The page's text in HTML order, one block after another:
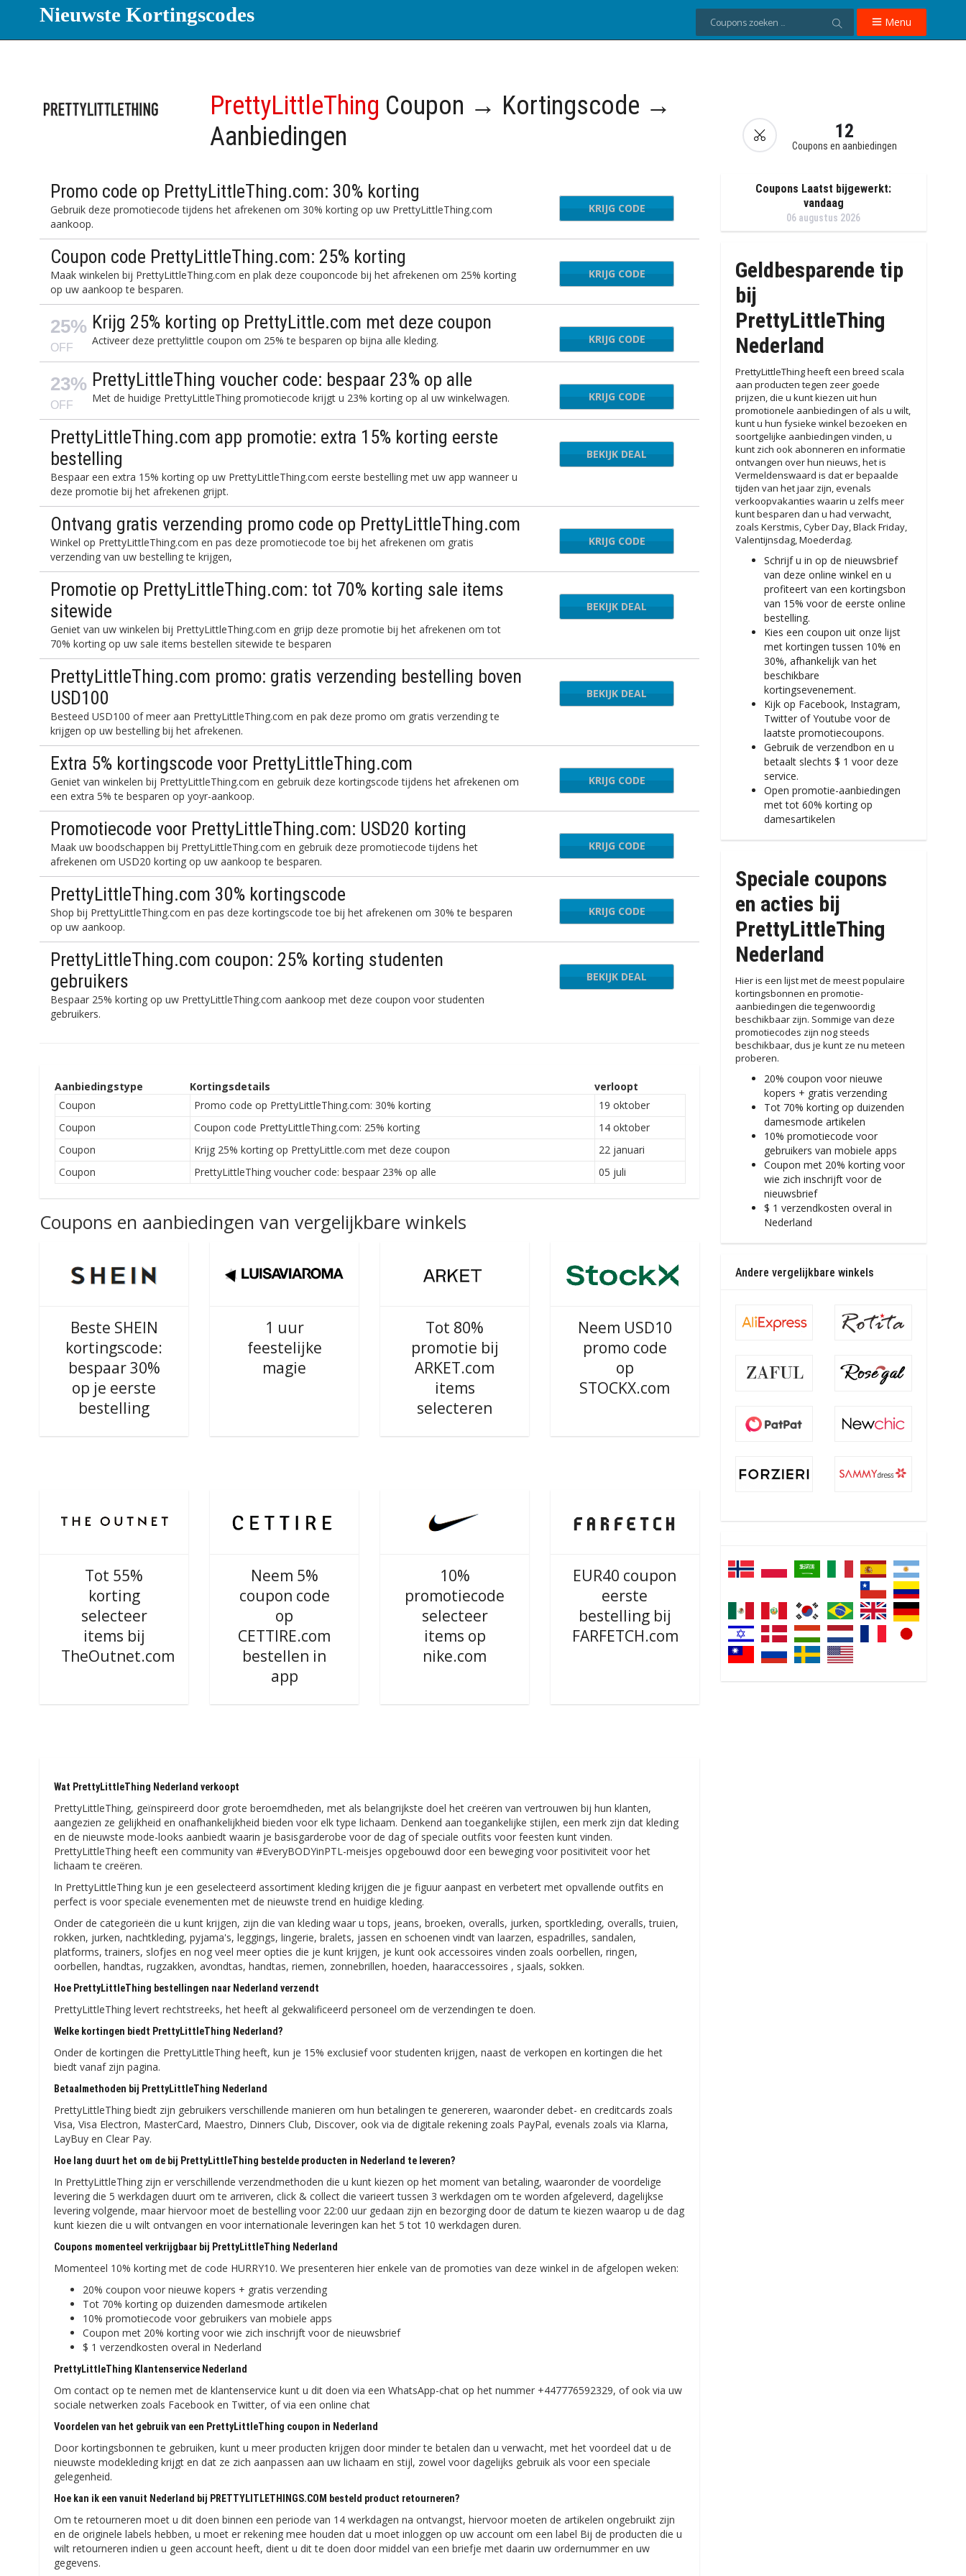
Nieuwste Kortingscodes Menu
PrettyLittleThing Coupon → Kortingscode →
Aanbiedingen
12
Coupons en aanbiedingen
Promo code op PrettyLittleThing.com: 30% korting
Gebruik deze promotiecode tijdens het afrekenen om 30% korting op uw PrettyLittleThing.com
aankoop.
NEW30
KRIJG CODE
Coupon code PrettyLittleThing.com: 25% korting
Maak winkelen bij PrettyLittleThing.com en plak deze couponcode bij het afrekenen om 25% korting
op uw aankoop te besparen.
GET25
KRIJG CODE
25%
OFF
Krijg 25% korting op PrettyLittle.com met deze coupon
Activeer deze prettylittle coupon om 25% te besparen op bijna alle kleding. GET25
KRIJG CODE
23%
OFF
PrettyLittleThing voucher code: bespaar 23% op alle
Met de huidige PrettyLittleThing promotiecode krijgt u 23% korting op al uw winkelwagen. UK23ALL
KRIJG CODE
PrettyLittleThing.com app promotie: extra 15% korting eerste
bestelling
Bespaar een extra 15% korting op uw PrettyLittleThing.com eerste bestelling met uw app wanneer u
deze promotie bij het afrekenen grijpt.
BEKIJK DEAL
Ontvang gratis verzending promo code op PrettyLittleThing.com
Winkel op PrettyLittleThing.com en pas deze promotiecode toe bij het afrekenen om gratis
verzending van uw bestelling te krijgen,
FREENDD
KRIJG CODE
Promotie op PrettyLittleThing.com: tot 70% korting sale items
sitewide
Geniet van uw winkelen bij PrettyLittleThing.com en grijp deze promotie bij het afrekenen om tot
70% korting op uw sale items bestellen sitewide te besparen
BEKIJK DEAL
PrettyLittleThing.com promo: gratis verzending bestelling boven
USD100
Besteed USD100 of meer aan PrettyLittleThing.com en pak deze promo om gratis verzending te
krijgen op uw bestelling bij het afrekenen.
BEKIJK DEAL
Extra 5% kortingscode voor PrettyLittleThing.com
Geniet van winkelen bij PrettyLittleThing.com en gebruik deze kortingscode tijdens het afrekenen om
een extra 5% te besparen op yoyr-aankoop.
USA5AFF
KRIJG CODE
Promotiecode voor PrettyLittleThing.com: USD20 korting
Maak uw boodschappen bij PrettyLittleThing.com en gebruik deze promotiecode tijdens het
afrekenen om USD20 korting op uw aankoop te besparen.
PINK20
KRIJG CODE
PrettyLittleThing.com 30% kortingscode
Shop bij PrettyLittleThing.com en pas deze kortingscode toe bij het afrekenen om 30% te besparen
op uw aankoop.
PINK30
KRIJG CODE
PrettyLittleThing.com coupon: 25% korting studenten
gebruikers
Bespaar 25% korting op uw PrettyLittleThing.com aankoop met deze coupon voor studenten
gebruikers.
BEKIJK DEAL
Aanbiedingstype Kortingsdetails
verloopt
Coupon
Promo code op PrettyLittleThing.com: 30% korting
19 oktober
Coupon
Coupon code PrettyLittleThing.com: 25% korting
14 oktober
Coupon
Krijg 25% korting op PrettyLittle.com met deze coupon
22 januari
Coupon
PrettyLittleThing voucher code: bespaar 23% op alle 05 juli
Coupons en aanbiedingen van vergelijkbare winkels
Beste SHEIN
kortingscode:
bespaar 30%
op je eerste
bestelling
1 uur
feestelijke
magie
Tot 80%
promotie bij
ARKET.com
items
selecteren
Neem USD10
promo code
op
STOCKX.com
Tot 55%
korting
selecteer
items bij
TheOutnet.com
Neem 5%
coupon code
op
CETTIRE.com
bestellen in
app
10%
promotiecode
selecteer
items op
nike.com
EUR40 coupon
eerste
bestelling bij
FARFETCH.com
Wat PrettyLittleThing Nederland verkoopt
PrettyLittleThing, geïnspireerd door grote beroemdheden, met als belangrijkste doel het creëren van vertrouwen bij hun klanten,
aangezien ze gelijkheid en onafhankelijkheid bieden voor elk type lichaam. Denkend aan toegankelijke stijlen, een merk zijn dat kleding
en de nieuwste mode-looks aanbiedt waarin je basisgarderobe voor de dag of speciale outfits voor feesten kunt vinden.
PrettyLittleThing heeft een community van #EveryBODYinPTL-meisjes opgebouwd door een beweging voor positiviteit voor het
lichaam te creëren.
In PrettyLittleThing kun je een geselecteerd assortiment kleding krijgen die je figuur aanpast en verbetert met opvallende outfits en
perfect is voor speciale evenementen met de nieuwste trend en huidige kleding.
Onder de categorieën die u kunt krijgen, zijn die van kleding waar u tops, jeans, broeken, overalls, jurken, sportkleding, overalls, truien,
rokken, jurken, nachtkleding, pyjama's, leggings, lingerie, bralets, jassen en schoenen vindt van laarzen, espadrilles, sandalen,
platforms, trainers, slofjes en nog veel meer opties die je kunt krijgen, je kunt ook accessoires vinden zoals oorbellen, ringen,
oorbellen, handtas, rugzakken, avondtas, handtas, riemen, zonnebrillen, hoeden, haaraccessoires , sjaals, sokken.
Hoe PrettyLittleThing bestellingen naar Nederland verzendt
PrettyLittleThing levert rechtstreeks, het heeft al gekwalificeerd personeel om de verzendingen te doen.
Welke kortingen biedt PrettyLittleThing Nederland?
Onder de kortingen die PrettyLittleThing heeft, kun je 15% exclusief voor studenten krijgen, naast de verkopen en kortingen die het
biedt vanaf zijn pagina.
Betaalmethoden bij PrettyLittleThing Nederland
PrettyLittleThing biedt zijn gebruikers verschillende manieren om hun betalingen te genereren, waaronder debet- en creditcards zoals
Visa, Visa Electron, MasterCard, Maestro, Dinners Club, Discover, ook via de digitale rekening zoals PayPal, evenals zoals via Klarna,
LayBuy en Clear Pay.
Hoe lang duurt het om de bij PrettyLittleThing bestelde producten in Nederland te leveren?
In PrettyLittleThing zijn er verschillende verzendmethoden die u kunt kiezen op het moment van betaling, waaronder de voordelige
levering die 5 werkdagen duurt om te arriveren, click & collect die varieert tussen 3 werkdagen om te worden afgeleverd, dagelijkse
levering volgende, maar hiervoor moet de bestelling voor 22:00 uur gedaan zijn en bezorging door de datum te kiezen waarop u de dag
kunt kiezen die u wilt ontvangen en voor internationale leveringen kan het 5 tot 10 werkdagen duren.
Coupons momenteel verkrijgbaar bij PrettyLittleThing Nederland
Momenteel 10% korting met de code HURRY10. We presenteren hier enkele van de promoties van deze winkel in de afgelopen weken:
20% coupon voor nieuwe kopers + gratis verzending
Tot 70% korting op duizenden damesmode artikelen
10% promotiecode voor gebruikers van mobiele apps
Coupon met 20% korting voor wie zich inschrijft voor de nieuwsbrief
$ 1 verzendkosten overal in Nederland
PrettyLittleThing Klantenservice Nederland
Om contact op te nemen met de klantenservice kunt u dit doen via een WhatsApp-chat op het nummer +447776592329, of ook via uw
sociale netwerken zoals Facebook en Twitter, of via een online chat
Voordelen van het gebruik van een PrettyLittleThing coupon in Nederland
Door kortingsbonnen te gebruiken, kunt u meer producten krijgen door minder te betalen dan u verwacht, met het voordeel dat u de
nieuwste modekleding krijgt en dat ze zich aanpassen aan uw lichaam en stijl, zowel voor dagelijks gebruik als voor een speciale
gelegenheid.
Hoe kan ik een vanuit Nederland bij PRETTYLITLETHINGS.COM besteld product retourneren?
Om te retourneren moet u dit doen binnen een periode van 14 werkdagen na ontvangst, hiervoor moeten de artikelen ongebruikt zijn
en de originele labels hebben, u moet er rekening mee houden dat u moet inloggen op uw account om een label Bij de producten die u
wilt retourneren indien u geen account heeft, dient u dit te doen door middel van een briefje met daarin uw ordernummer en uw
gegevens.
Coupons Laatst bijgewerkt:
vandaag
06 augustus 2026
Geldbesparende tip
bij
PrettyLittleThing
Nederland
PrettyLittleThing heeft een breed scala
aan producten tegen zeer goede
prijzen, die u kunt kiezen uit hun
promotionele aanbiedingen of als u wilt,
kunt u hun fysieke winkel bezoeken en
soortgelijke aanbiedingen vinden, u
kunt zich ook abonneren en informatie
ontvangen over hun nieuws, het is
Vermeldenswaard is dat er bepaalde
tijden van het jaar zijn, evenals
verkoopvakanties waarin u zelfs meer
kunt besparen dan u had verwacht,
zoals Kerstmis, Cyber ​​​​Day, Black Friday,
Valentijnsdag, Moederdag.
Schrijf u in op de nieuwsbrief
van deze online winkel en u
profiteert van een kortingsbon
van 15% voor de eerste online
bestelling.
Kies een coupon uit onze lijst
met kortingen tussen 10% en
30%, afhankelijk van het
beschikbare
kortingsevenement.
Kijk op Facebook, Instagram,
Twitter of Youtube voor de
laatste promotiecoupons.
Gebruik de verzendbon en u
betaalt slechts $ 1 voor deze
service.
Open promotie-aanbiedingen
met tot 60% korting op
damesartikelen
Speciale coupons
en acties bij
PrettyLittleThing
Nederland
Hier is een lijst met de meest populaire
kortingsbonnen en promotie-
aanbiedingen die tegenwoordig
beschikbaar zijn. Sommige van deze
promotiecodes zijn nog steeds
beschikbaar, dus je kunt ze nu meteen
proberen.
20% coupon voor nieuwe
kopers + gratis verzending
Tot 70% korting op duizenden
damesmode artikelen
10% promotiecode voor
gebruikers van mobiele apps
Coupon met 20% korting voor
wie zich inschrijft voor de
nieuwsbrief
$ 1 verzendkosten overal in
Nederland
Andere vergelijkbare winkels